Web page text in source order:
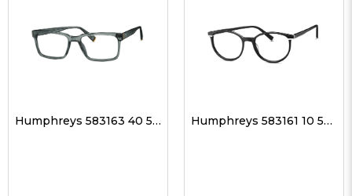
Humphreys 583163 40 56-18 Unisex Optik Gözlükler Humphreys 583161 10 50-17 Unisex Optik Gözlükler